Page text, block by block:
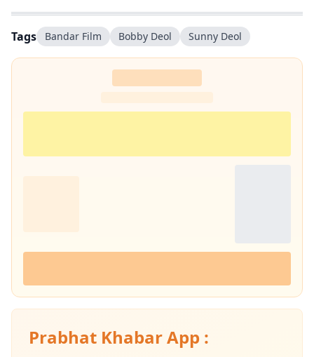
Tags Bandar Film Bobby Deol Sunny Deol
Prabhat Khabar App :